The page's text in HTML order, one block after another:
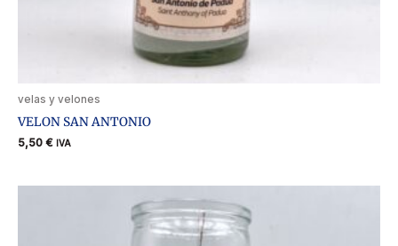
velas y velones
VELON SAN ANTONIO
5,50 € IVA